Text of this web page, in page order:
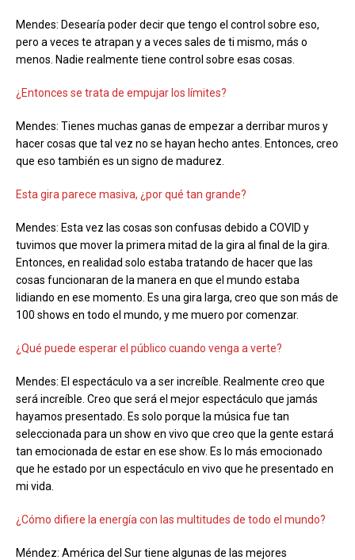
Mendes: Desearía poder decir que tengo el control sobre eso,
pero a veces te atrapan y a veces sales de ti mismo, más o
menos. Nadie realmente tiene control sobre esas cosas.
¿Entonces se trata de empujar los límites?
Mendes: Tienes muchas ganas de empezar a derribar muros y
hacer cosas que tal vez no se hayan hecho antes. Entonces, creo
que eso también es un signo de madurez.
Esta gira parece masiva, ¿por qué tan grande?
Mendes: Esta vez las cosas son confusas debido a COVID y
tuvimos que mover la primera mitad de la gira al final de la gira.
Entonces, en realidad solo estaba tratando de hacer que las
cosas funcionaran de la manera en que el mundo estaba
lidiando en ese momento. Es una gira larga, creo que son más de
100 shows en todo el mundo, y me muero por comenzar.
¿Qué puede esperar el público cuando venga a verte?
Mendes: El espectáculo va a ser increíble. Realmente creo que
será increíble. Creo que será el mejor espectáculo que jamás
hayamos presentado. Es solo porque la música fue tan
seleccionada para un show en vivo que creo que la gente estará
tan emocionada de estar en ese show. Es lo más emocionado
que he estado por un espectáculo en vivo que he presentado en
mi vida.
¿Cómo difiere la energía con las multitudes de todo el mundo?
Méndez: América del Sur tiene algunas de las mejores